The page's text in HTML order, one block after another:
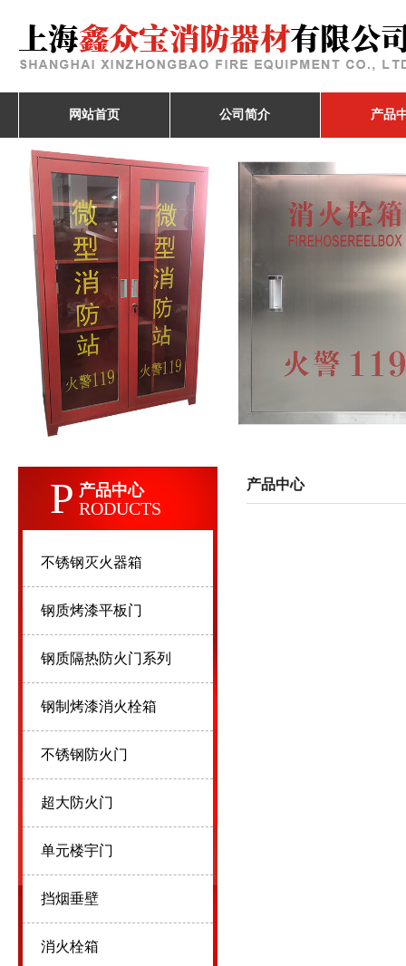
网站首页 公司简介 产品
P 产品中心
RODUCTS
不锈钢灭火器箱
钢质烤漆平板门
钢质隔热防火门系列
钢制烤漆消火栓箱
不锈钢防火门
超大防火门
单元楼宇门
挡烟垂壁
消火栓箱
产品中心